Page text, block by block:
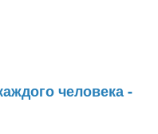
человека -